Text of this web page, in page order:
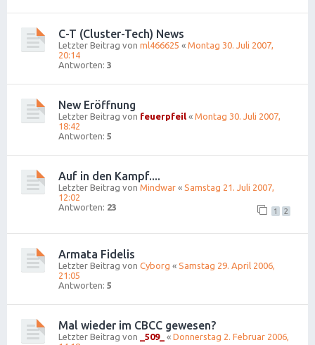
C-T (Cluster-Tech) News
Letzter Beitrag von ml466625 « Montag 30. Juli 2007,
20:14
Antworten: 3
New Eröffnung
Letzter Beitrag von feuerpfeil « Montag 30. Juli 2007,
18:42
Antworten: 5
Auf in den Kampf....
Letzter Beitrag von Mindwar « Samstag 21. Juli 2007,
12:02
Antworten: 23 1 2
Armata Fidelis
Letzter Beitrag von Cyborg « Samstag 29. April 2006,
21:05
Antworten: 5
Mal wieder im CBCC gewesen?
Letzter Beitrag von _509_ « Donnerstag 2. Februar 2006,